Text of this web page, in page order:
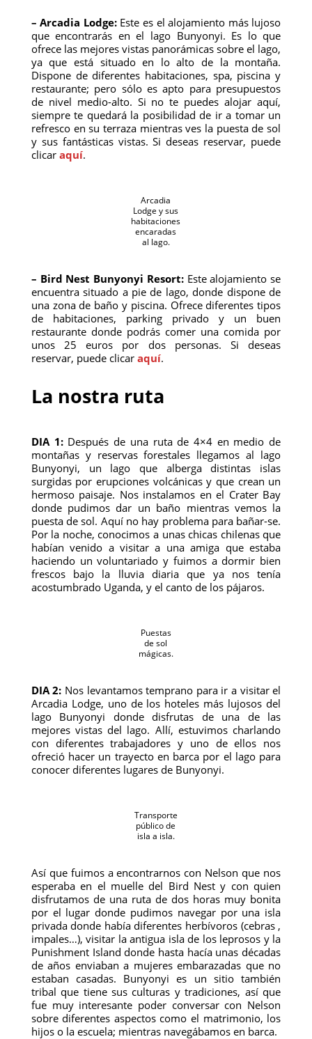
– Arcadia Lodge:Este es el alojamiento más lujoso
que encontrarás en el lago Bunyonyi. Es lo que
ofrece las mejores vistas panorámicas sobre el lago,
ya que está situado en lo alto de la montaña.
Dispone de diferentes habitaciones, spa, piscina y
restaurante; pero sólo es apto para presupuestos
de nivel medio-alto. Si no te puedes alojar aquí,
siempre te quedará la posibilidad de ir a tomar un
refresco en su terraza mientras ves la puesta de sol
y sus fantásticas vistas. Si deseas reservar, puede
clicar aquí.
Arcadia
Lodge y sus
habitaciones
encaradas
al lago.
– Bird Nest Bunyonyi Resort:Este alojamiento se
encuentra situado a pie de lago, donde dispone de
una zona de baño y piscina. Ofrece diferentes tipos
de habitaciones, parking privado y un buen
restaurante donde podrás comer una comida por
unos 25 euros por dos personas. Si deseas
reservar, puede clicar aquí.
La nostra ruta
DIA 1:Después de una ruta de 4×4 en medio de
montañas y reservas forestales llegamos al lago
Bunyonyi, un lago que alberga distintas islas
surgidas por erupciones volcánicas y que crean un
hermoso paisaje. Nos instalamos en el Crater Bay
donde pudimos dar un baño mientras vemos la
puesta de sol. Aquí no hay problema para bañar-se.
Por la noche, conocimos a unas chicas chilenas que
habían venido a visitar a una amiga que estaba
haciendo un voluntariado y fuimos a dormir bien
frescos bajo la lluvia diaria que ya nos tenía
acostumbrado Uganda, y el canto de los pájaros.
Puestas
de sol
mágicas.
DIA 2: Nos levantamos temprano para ir a visitar el
Arcadia Lodge, uno de los hoteles más lujosos del
lago Bunyonyi donde disfrutas de una de las
mejores vistas del lago. Allí, estuvimos charlando
con diferentes trabajadores y uno de ellos nos
ofreció hacer un trayecto en barca por el lago para
conocer diferentes lugares de Bunyonyi.
Transporte
público de
isla a isla.
Así que fuimos a encontrarnos con Nelson que nos
esperaba en el muelle del Bird Nest y con quien
disfrutamos de una ruta de dos horas muy bonita
por el lugar donde pudimos navegar por una isla
privada donde había diferentes herbívoros (cebras ,
impales…), visitar la antigua isla de los leprosos y la
Punishment Island donde hasta hacía unas décadas
de años enviaban a mujeres embarazadas que no
estaban casadas. Bunyonyi es un sitio también
tribal que tiene sus culturas y tradiciones, así que
fue muy interesante poder conversar con Nelson
sobre diferentes aspectos como el matrimonio, los
hijos o la escuela; mientras navegábamos en barca.